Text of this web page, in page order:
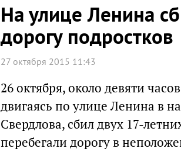
На улице Ленина
дорогу подростков
27 октября 2015 11:43
26 октября, около девяти
двигаясь по улице Ленина в
Свердлова, сбил двух 17-
перебегали дорогу в